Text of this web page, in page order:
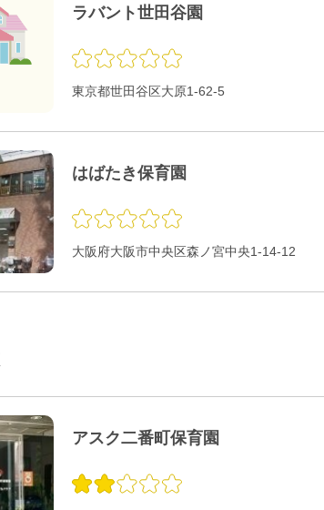
ラバント世田谷園
東京都世田谷区大原1-62-5
はばたき保育園
大阪府大阪市中央区森ノ宮中央1-14-12
アスク二番町保育園